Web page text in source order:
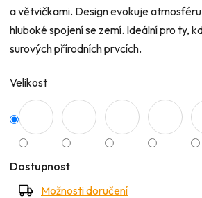
a větvičkami. Design evokuje
hluboké spojení se zemí. Ideální pro ty,
surových přírodních prvcích.
Velikost
Dostupnost
Možnosti doručení